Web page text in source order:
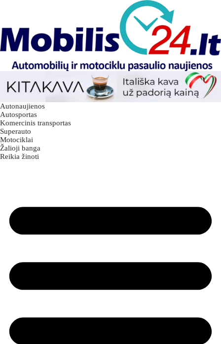
Autonaujienos
Autosportas
Komercinis transportas
Superauto
Motociklai
Žalioji banga
Reikia žinoti